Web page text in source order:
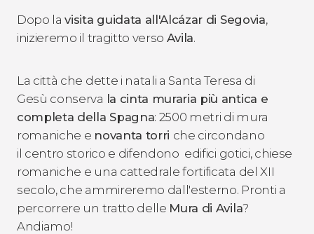
Dopo lavisita guidata all'Alcázar di Segovia,
inizieremo il tragitto verso Avila.
La città che dette i natali a Santa Teresa di
Gesù conserva la cinta muraria più antica e
completa della Spagna: 2500 metri di mura
romaniche e novanta torri che circondano
il centro storico e difendono edifici gotici, chiese
romaniche e una cattedrale fortificata del XII
secolo, che ammireremo dall'esterno. Pronti a
percorrere un tratto delle Mura di Avila?
Andiamo!